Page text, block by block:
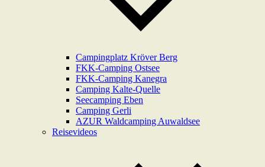
Campingplatz Kröver Berg
FKK-Camping Ostsee
FKK-Camping Kanegra
Camping Kalte-Quelle
Seecamping Eben
Camping Gerli
AZUR Waldcamping Auwaldsee
Reisevideos